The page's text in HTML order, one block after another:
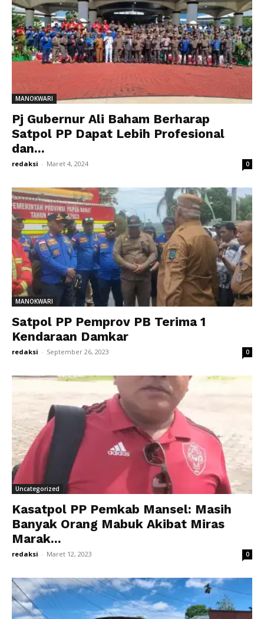
MANOKWARI
Pj Gubernur Ali Baham Berharap
Satpol PP Dapat Lebih Profesional
dan...
redaksi - Maret 4, 2024 0
MANOKWARI
Satpol PP Pemprov PB Terima 1
Kendaraan Damkar
redaksi - September 26, 2023 0
Uncategorized
Kasatpol PP Pemkab Mansel: Masih
Banyak Orang Mabuk Akibat Miras
Marak...
redaksi - Maret 12, 2023 0